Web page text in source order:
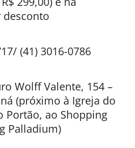
(41) 3016-0786
Wolff Valente, 154 –
(próximo à Igreja do
Portão, ao Shopping
Palladium)